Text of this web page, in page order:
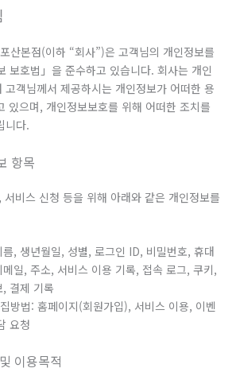
산본점(이하 “회사”)은 고객님의 개인정보를
보호법」을 준수하고 있습니다. 회사는 개인
고객님께서 제공하시는 개인정보가 어떠한 용
있으며, 개인정보보호를 위해 어떠한 조치를
니다.
항목
비스 신청 등을 위해 아래와 같은 개인정보를
름, 생년월일, 성별, 로그인 ID, 비밀번호, 휴대
메일, 주소, 서비스 이용 기록, 접속 로그, 쿠키,
결제 기록
방법: 홈페이지(회원가입), 서비스 이용, 이벤
요청
이용목적